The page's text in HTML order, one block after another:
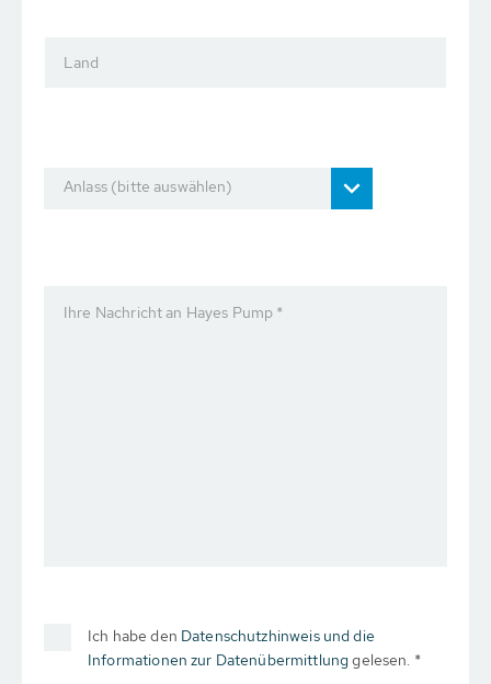
Land
Anlass (bitte auswählen)
Ihre Nachricht an Hayes Pump *
Ich habe den Datenschutzhinweis und die
Informationen zur Datenübermittlunggelesen. *